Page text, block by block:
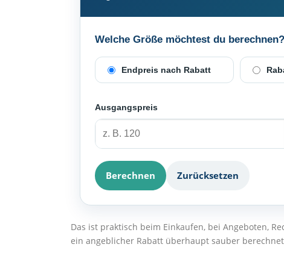
Welche Größe möchtest du berechnen?
Endpreis nach Rabatt
Ausgangspreis
Berechnen Zurücksetzen
Das ist praktisch beim Einkaufen, bei Angeboten,
ein angeblicher Rabatt überhaupt sauber